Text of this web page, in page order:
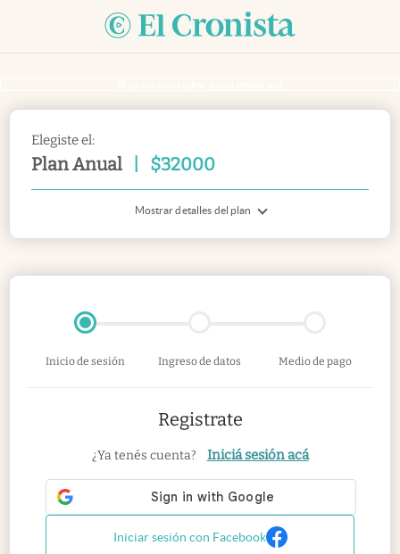
Elegiste el:
Plan Anual $32000
Mostrar detalles del plan
Inicio de sesión Ingreso de datos Medio de pago
Registrate
¿Ya tenés cuenta? Iniciá sesión acá
Iniciar sesión con Facebook